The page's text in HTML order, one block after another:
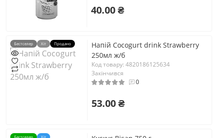
40.00 ₴
Бестселер Хіт Продано
Напій Cocogurt drink Strawberry
250мл ж/б
Код товару: 4820186125634
Закінчився
0
53.00 ₴
Бестселер Хіт